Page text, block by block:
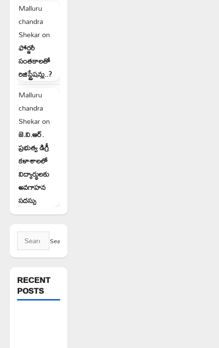
Malluru
chandra
Shekaron
ఫోర్జరీ
సంతకాలతో
రిజిస్ట్రేషన్లు..?
Malluru
chandra
Shekaron
జె.వి.ఆర్.
ప్రభుత్వ డిగ్రీ
కళాశాలలో
విద్యార్థులకు
అవగాహన
సదస్సు
Search
for:
RECENT
POSTS